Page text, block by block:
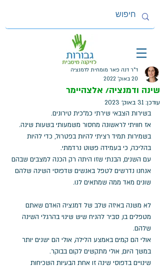
שינה ודמנציה/ אלצהיימר
ד"ר דנה פאר מומחית לדמנציה
20 באוק׳ 2022
עודכן: 31 באוק׳ 2023
בשירות הצבאי שירתי כמ"כית טירונים.
אז חוויתי לראשונה מחסור משמעותי בשעות שינה.
בשמירות תמיד רציתי להיות בפטרול, כדי להיות
בהליכה, כי בעמידה פשוט נרדמתי.
עם השנים, הבנתי שזו היתה רק הכנה למצבים שבהם
אנחנו נדרשים לטפל באנשים שדפוסי השינה שלהם
שונים מאד ממה שמתאים לנו.
לא משנה באיזה שלב של דמנציה האדם שאתם
מטפלים בו, סביר להניח שיש שינוי בהרגלי השינה
שלהם.
אולי הם קמים באמצע הלילה, אולי הם ישנים יותר
במשך היום, אולי מתקשים לקום בבוקר.
שינויים בדפוסי שינה זו אחת הבעיות השכיחות